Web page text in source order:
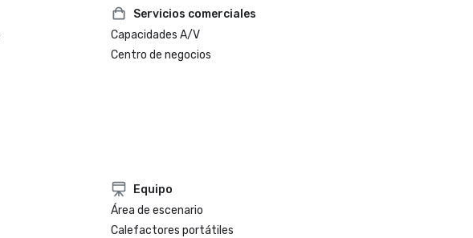
Servicios comerciales
Capacidades A/V
Centro de negocios
Equipo
Área de escenario
Calefactores portátiles